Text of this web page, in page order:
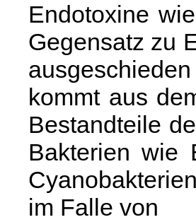
Endotoxine
Gegensatz zu
kommt aus
Bestandteile
Bakterien wie
im Falle von